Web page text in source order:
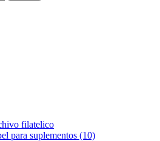
filatelico
para suplementos (10)